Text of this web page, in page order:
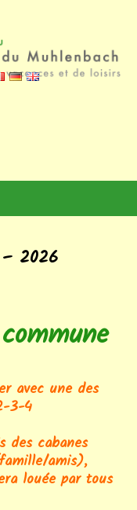
loisirs
2026
avec une des
3-4
des cabanes
amis),
louée par tous